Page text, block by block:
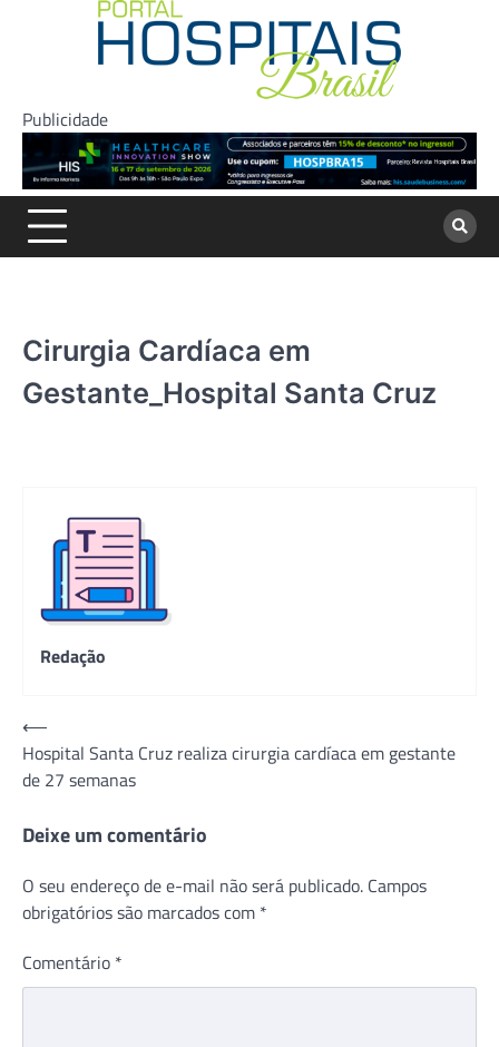
Publicidade
Cirurgia Cardíaca em
Gestante_Hospital Santa Cruz
Redação
Navegação
de
Post
⟵
Hospital Santa Cruz realiza cirurgia cardíaca em gestante
de 27 semanas
Deixe um comentário
O seu endereço de e-mail não será publicado. Campos
obrigatórios são marcados com *
Comentário *